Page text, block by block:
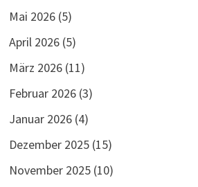
Mai 2026 (5)
April 2026 (5)
März 2026 (11)
Februar 2026 (3)
Januar 2026 (4)
Dezember 2025 (15)
November 2025 (10)